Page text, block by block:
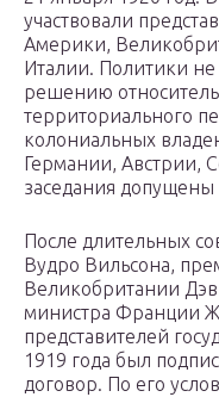
участвовали
Америки,
Италии. Политики
решению
территориального
колониальных
Германии, Австрии,
заседания
После длительных
Вудро Вильсона,
Великобритании
министра Франции
представителей
1919 года был
договор. По его